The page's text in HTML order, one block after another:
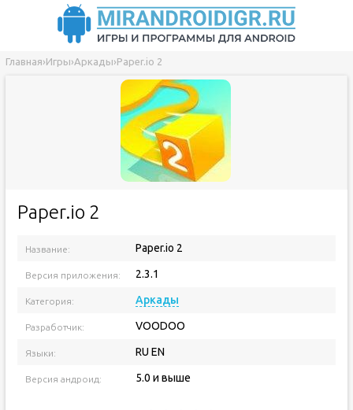
Главная›Игры›Аркады›Paper.io 2
Paper.io 2
Название: Paper.io 2
Версия приложения: 2.3.1
Категория: Аркады
Разработчик: VOODOO
Языки: RU EN
Версия андроид: 5.0 и выше